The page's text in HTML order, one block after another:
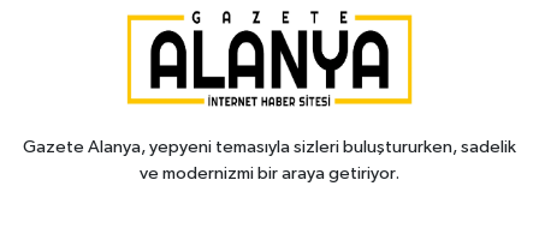
Gazete Alanya, yepyeni temasıyla sizleri buluştururken, sadelik
ve modernizmi bir araya getiriyor.